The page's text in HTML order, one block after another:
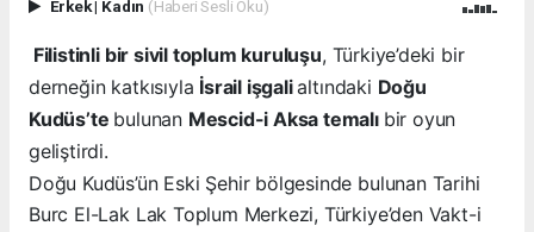
Erkek| Kadın (Haberi Sesli Oku)
Filistinli bir sivil toplum kuruluşu, Türkiye’deki bir
derneğin katkısıyla İsrail işgalialtındaki Doğu
Kudüs’te bulunan Mescid-i Aksa temalı bir oyun
geliştirdi.
Doğu Kudüs’ün Eski Şehir bölgesinde bulunan Tarihi
Burc El-Lak Lak Toplum Merkezi, Türkiye’den Vakt-i